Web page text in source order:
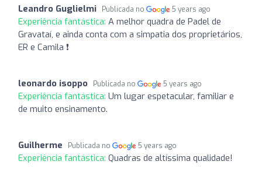
Leandro Guglielmi Publicada no 5 years ago
Experiência fantástica: A melhor quadra de Padel de
Gravataí, e ainda conta com a simpatia dos proprietários,
ER e Camila ❗
leonardo isoppo Publicada no 5 years ago
Experiência fantástica: Um lugar espetacular, familiar e
de muito ensinamento.
Guilherme Publicada no 5 years ago
Experiência fantástica: Quadras de altíssima qualidade!